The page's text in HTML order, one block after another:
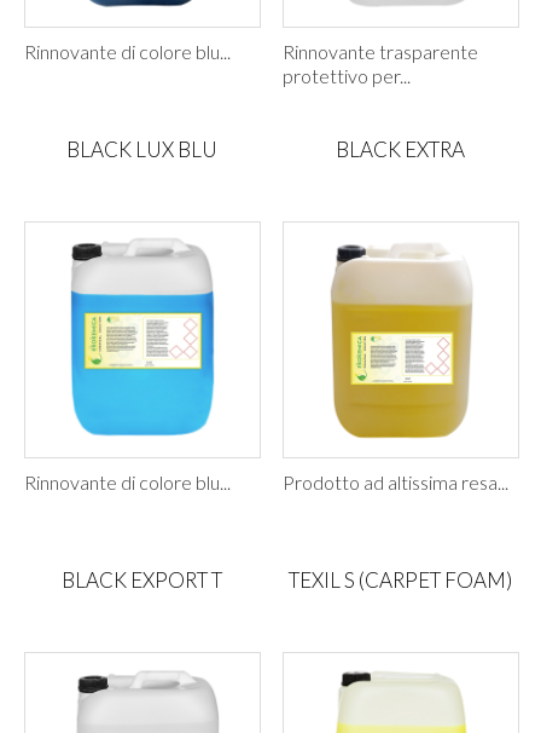
Rinnovante di colore blu...
Rinnovante trasparente
protettivo per...
BLACK LUX BLU
Rinnovante di colore blu...
BLACK EXTRA
Prodotto ad altissima resa...
BLACK EXPORT T TEXIL S (CARPET FOAM)